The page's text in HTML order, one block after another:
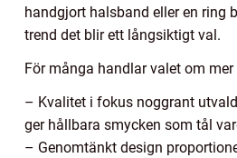
handgjort halsband eller en ring
trend det blir ett långsiktigt val.
För många handlar valet om mer
– Kvalitet i fokus noggrant
ger hållbara smycken som tål
– Genomtänkt design